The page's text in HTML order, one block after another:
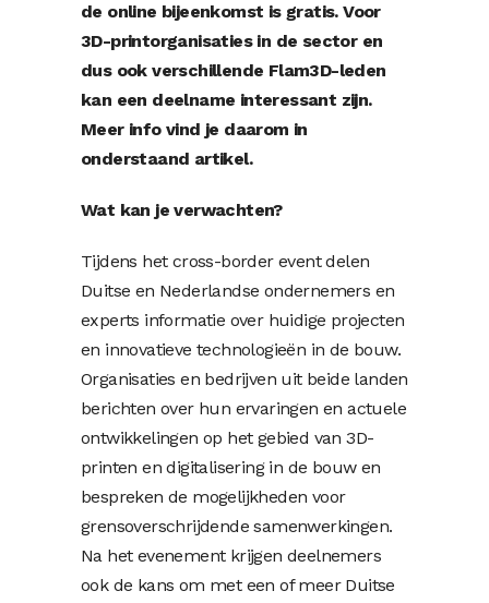
de online bijeenkomst is gratis. Voor
3D-printorganisaties in de sector en
dus ook verschillende Flam3D-leden
kan een deelname interessant zijn.
Meer info vind je daarom in
onderstaand artikel.
Wat kan je verwachten?
Tijdens het cross-border event delen
Duitse en Nederlandse ondernemers en
experts informatie over huidige projecten
en innovatieve technologieën in de bouw.
Organisaties en bedrijven uit beide landen
berichten over hun ervaringen en actuele
ontwikkelingen op het gebied van 3D-
printen en digitalisering in de bouw en
bespreken de mogelijkheden voor
grensoverschrijdende samenwerkingen.
Na het evenement krijgen deelnemers
ook de kans om met een of meer Duitse